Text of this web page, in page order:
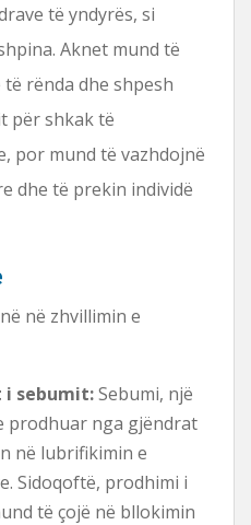
të yndyrës, si
Aknet mund të
rënda dhe shpesh
për shkak të
por mund të vazhdojnë
dhe të prekin individë
në zhvillimin e
i sebumit:Sebumi, një
prodhuar nga gjëndrat
në lubrifikimin e
Sidoqoftë, prodhimi i
të çojë në bllokimin